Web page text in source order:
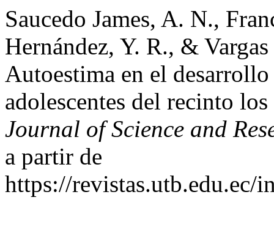
Saucedo James, A. N.,
Hernández, Y. R., &
Autoestima en el
adolescentes del recinto
Journal of Science and
a partir de
https://revistas.utb.edu.ec/